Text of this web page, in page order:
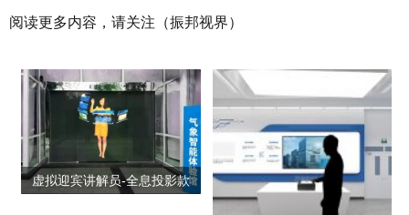
阅读更多内容，请关注（振邦视界）
虚拟迎宾讲解员-全息投影款